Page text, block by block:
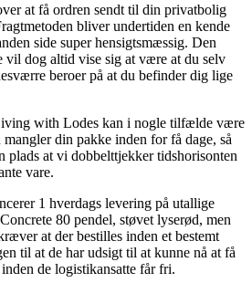
at få ordren sendt til din privatbolig
bliver undertiden en kende
side super hensigtsmæssig. Den
vil dog altid vise sig at være at du selv
beroer på at du befinder dig lige
with Lodes kan i nogle tilfælde være
din pakke inden for få dage, så
plads at vi dobbelttjekker tidshorisonten
vare.
1 hverdags levering på utallige
80 pendel, støvet lyserød, men
at der bestilles inden et bestemt
til at de har udsigt til at kunne nå at få
de logistikansatte får fri.